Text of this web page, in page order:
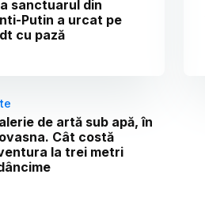
sanctuarul din
Putin a urcat pe
cu pază
de artă sub apă, în
Cât costă
la trei metri